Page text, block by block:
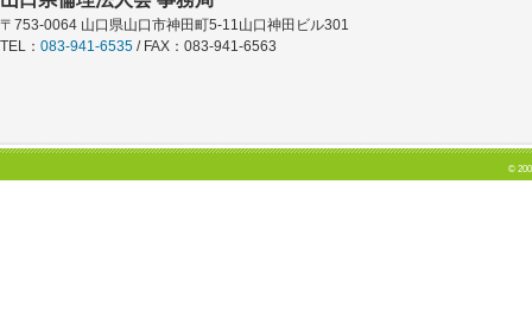
〒753-0064 山口県山口市神田町5-11山口神田ビル301
TEL： 083-941-6535 / FAX：083-941-6563
©